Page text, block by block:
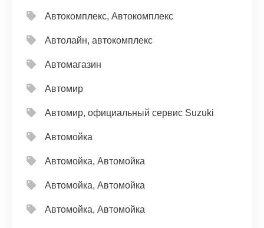
Автокомплекс, Автокомплекс
Автолайн, автокомплекс
Автомагазин
Автомир
Автомир, официальный сервис Suzuki
Автомойка
Автомойка, Автомойка
Автомойка, Автомойка
Автомойка, Автомойка